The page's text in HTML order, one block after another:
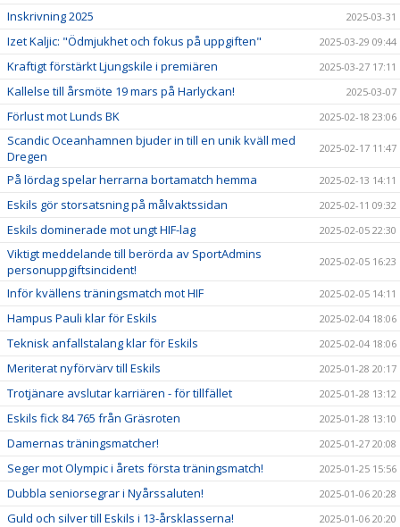
Inskrivning 2025 2025-03-31
Izet Kaljic: "Ödmjukhet och fokus på uppgiften" 2025-03-29 09:44
Kraftigt förstärkt Ljungskile i premiären 2025-03-27 17:11
Kallelse till årsmöte 19 mars på Harlyckan! 2025-03-07
Förlust mot Lunds BK 2025-02-18 23:06
Scandic Oceanhamnen bjuder in till en unik kväll med
Dregen
2025-02-17 11:47
På lördag spelar herrarna bortamatch hemma 2025-02-13 14:11
Eskils gör storsatsning på målvaktssidan 2025-02-11 09:32
Eskils dominerade mot ungt HIF-lag 2025-02-05 22:30
Viktigt meddelande till berörda av SportAdmins
personuppgiftsincident!
2025-02-05 16:23
Inför kvällens träningsmatch mot HIF 2025-02-05 14:11
Hampus Pauli klar för Eskils 2025-02-04 18:06
Teknisk anfallstalang klar för Eskils 2025-02-04 18:06
Meriterat nyförvärv till Eskils 2025-01-28 20:17
Trotjänare avslutar karriären - för tillfället 2025-01-28 13:12
Eskils fick 84 765 från Gräsroten 2025-01-28 13:10
Damernas träningsmatcher! 2025-01-27 20:08
Seger mot Olympic i årets första träningsmatch! 2025-01-25 15:56
Dubbla seniorsegrar i Nyårssaluten! 2025-01-06 20:28
Guld och silver till Eskils i 13-årsklasserna! 2025-01-06 20:20